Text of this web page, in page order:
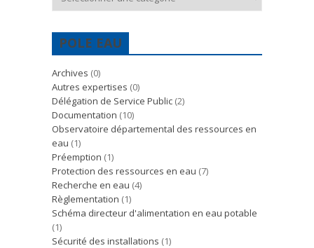
POLE EAU
Archives (0)
Autres expertises (0)
Délégation de Service Public (2)
Documentation (10)
Observatoire départemental des ressources en
eau (1)
Préemption (1)
Protection des ressources en eau (7)
Recherche en eau (4)
Règlementation (1)
Schéma directeur d'alimentation en eau potable
(1)
Sécurité des installations (1)